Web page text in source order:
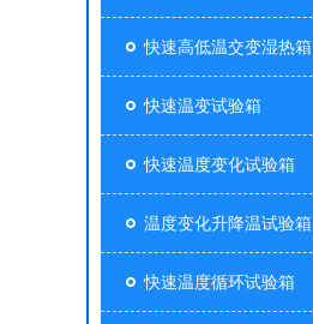
快速高低温交变湿热箱
快速温变试验箱
快速温度变化试验箱
温度变化升降温试验箱
快速温度循环试验箱